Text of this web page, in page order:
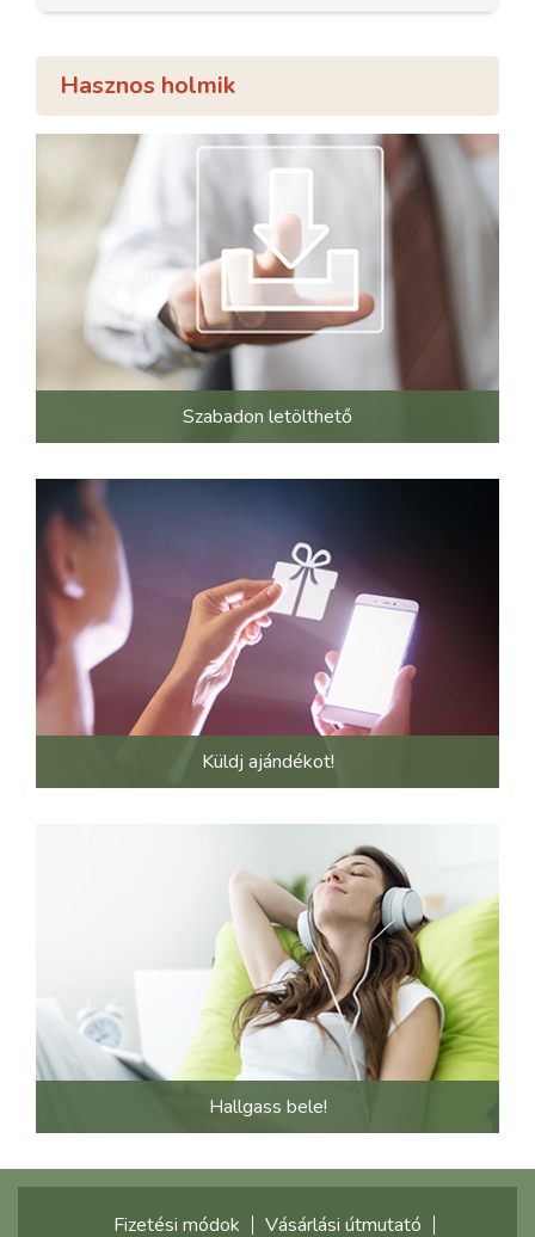
Hasznos holmik
Szabadon letölthető
Küldj ajándékot!
Hallgass bele!
Fizetési módok Vásárlási útmutató